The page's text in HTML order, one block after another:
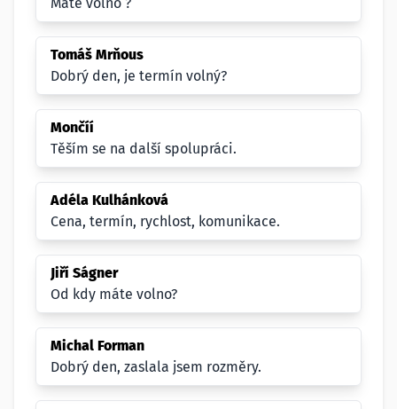
Tomáš Mrňous
Dobrý den, je termín volný?
Mončíí
Těším se na další spolupráci.
Adéla Kulhánková
Cena, termín, rychlost, komunikace.
Jiří Ságner
Od kdy máte volno?
Michal Forman
Dobrý den, zaslala jsem rozměry.